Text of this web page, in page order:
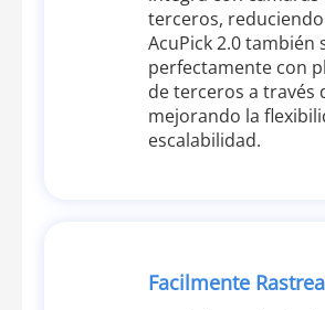
terceros,
AcuPick 2.0 también
perfectamente con
de terceros a través
mejorando la
escalabilidad.
Facilmente